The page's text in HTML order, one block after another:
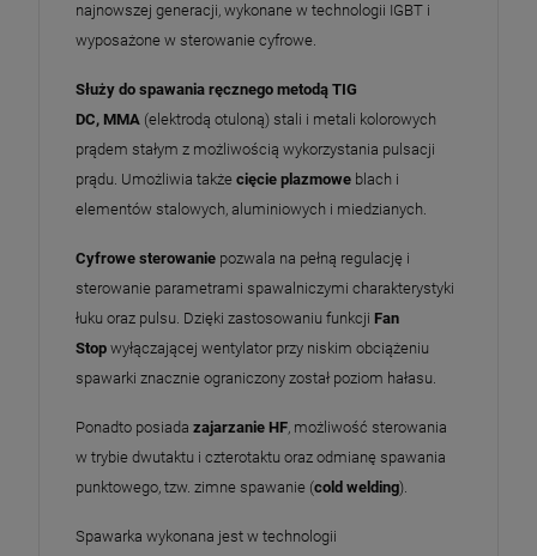
najnowszej generacji, wykonane w technologii IGBT i
wyposażone w sterowanie cyfrowe.
Służy do spawania ręcznego metodą TIG
DC, MMA (elektrodą otuloną) stali i metali kolorowych
prądem stałym z możliwością wykorzystania pulsacji
prądu. Umożliwia także cięcie plazmowe blach i
elementów stalowych, aluminiowych i miedzianych.
Cyfrowe sterowanie pozwala na pełną regulację i
sterowanie parametrami spawalniczymi charakterystyki
łuku oraz pulsu. Dzięki zastosowaniu funkcji Fan
Stop wyłączającej wentylator przy niskim obciążeniu
spawarki znacznie ograniczony został poziom hałasu.
Ponadto posiada zajarzanie HF, możliwość sterowania
w trybie dwutaktu i czterotaktu oraz odmianę spawania
punktowego, tzw. zimne spawanie (cold welding).
Spawarka wykonana jest w technologii